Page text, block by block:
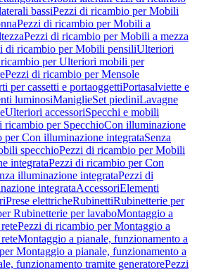
bassiPezzi di ricambio per Mobili
Pezzi di ricambio per Mobili a
Pezzi di ricambio per Mobili a mezza
di ricambio per Mobili pensiliUlteriori
per Ulteriori mobili per
Pezzi di ricambio per Mensole
per cassetti e portaoggettiPortasalviette e
luminosiManiglieSet piediniLavagne
Ulteriori accessoriSpecchi e mobili
ricambio per SpecchioCon illuminazione
per Con illuminazione integrataSenza
specchioPezzi di ricambio per Mobili
integrataPezzi di ricambio per Con
illuminazione integrataPezzi di
integrataAccessoriElementi
Prese elettricheRubinettiRubinetterie per
Rubinetterie per lavaboMontaggio a
Pezzi di ricambio per Montaggio a
Montaggio a pianale, funzionamento a
Montaggio a pianale, funzionamento a
funzionamento tramite generatorePezzi